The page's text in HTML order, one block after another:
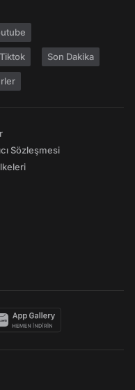
Tiktok Son Dakika
Sözleşmesi